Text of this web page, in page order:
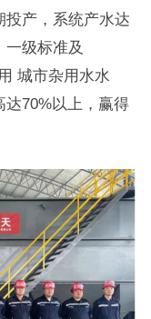
投产，系统产水达
一级标准及
城市杂用水水
达70%以上，赢得